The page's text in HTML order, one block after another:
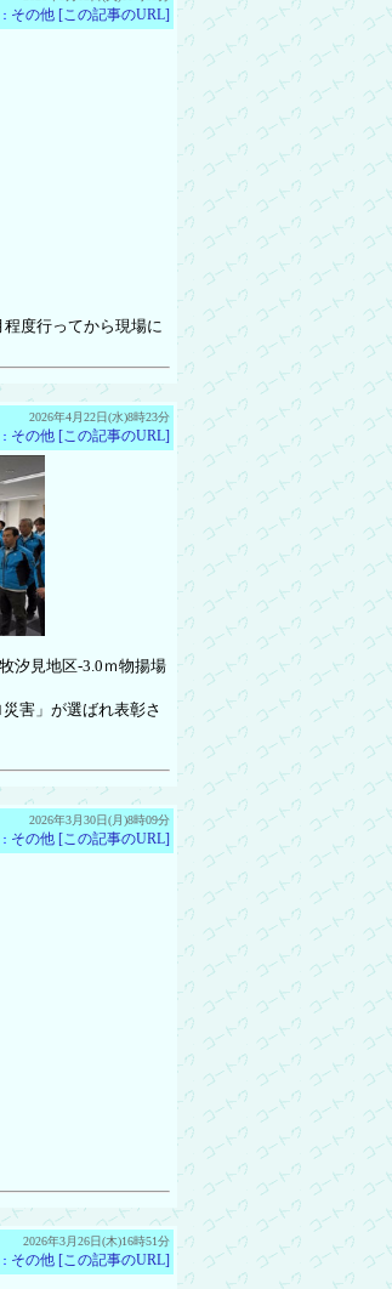
その他 [この記事のURL]
度行ってから現場に
2026年4月22日(水)8時23分
その他 [この記事のURL]
汐見地区-3.0ｍ物揚場
害」が選ばれ表彰さ
2026年3月30日(月)8時09分
その他 [この記事のURL]
2026年3月26日(木)16時51分
その他 [この記事のURL]